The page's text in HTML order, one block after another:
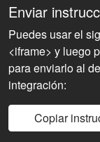
Enviar
Puedes usar el
<iframe> y luego
para enviarlo al
integración:
Copiar